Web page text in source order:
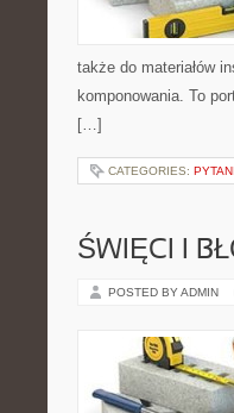
także do materiałów
komponowania. To
[…]
CATEGORIES:
ŚWIĘCI I
POSTED BY ADMIN